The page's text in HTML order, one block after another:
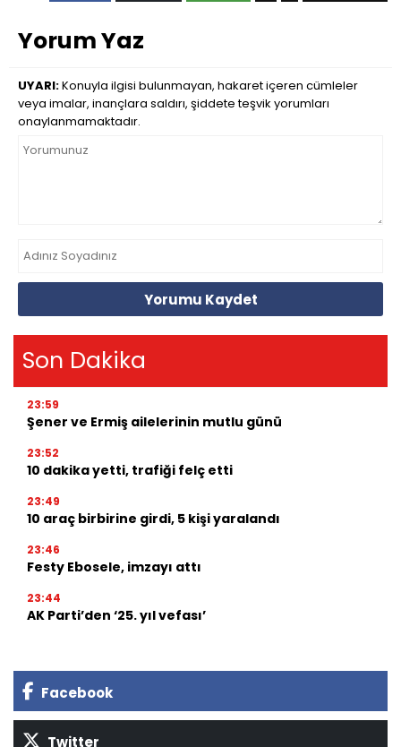
Yorum Yaz
UYARI:Konuyla ilgisi bulunmayan, hakaret içeren cümleler
veya imalar, inançlara saldırı, şiddete teşvik yorumları
onaylanmamaktadır.
Yorumu Kaydet
Son Dakika
23:59
Şener ve Ermiş ailelerinin mutlu günü
23:52
10 dakika yetti, trafiği felç etti
23:49
10 araç birbirine girdi, 5 kişi yaralandı
23:46
Festy Ebosele, imzayı attı
23:44
AK Parti’den ‘25. yıl vefası’
Facebook
Twitter